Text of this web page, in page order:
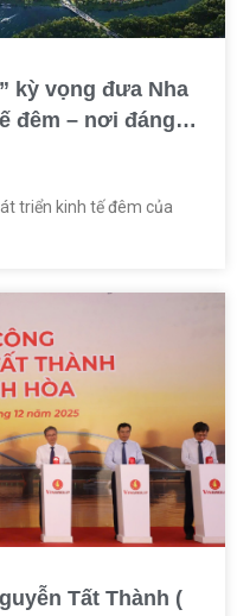
kỳ vọng đưa Nha
đêm – nơi đáng
triển kinh tế đêm của
Tất Thành (